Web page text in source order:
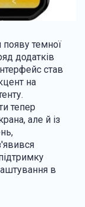
появу темної
додатків
став
на
тепер
але й із
в